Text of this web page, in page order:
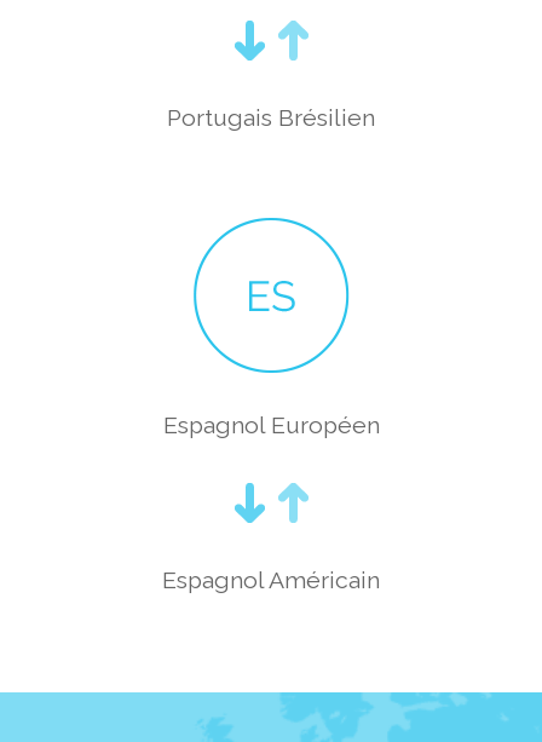
Portugais Brésilien
Espagnol Européen
Espagnol Américain